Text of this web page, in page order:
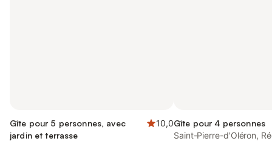
Gîte pour 5 personnes, avec
jardin et terrasse
10,0Gîte pour 4 personnes
Saint-Pierre-d'Oléron,